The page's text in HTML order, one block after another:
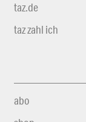
taz.de
taz zahl ich
abo